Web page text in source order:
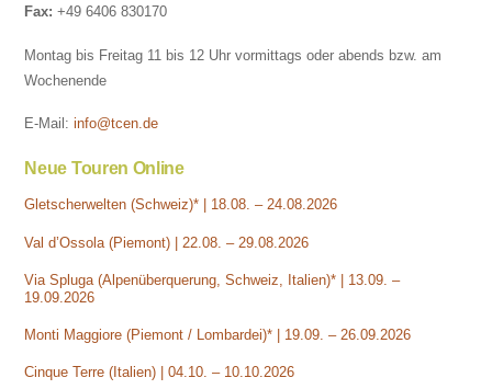
Fax: +49 6406 830170
Montag bis Freitag 11 bis 12 Uhr vormittags oder abends bzw. am
Wochenende
E-Mail:info@tcen.de
Neue Touren Online
Gletscherwelten (Schweiz)* | 18.08. – 24.08.2026
Val d’Ossola (Piemont) | 22.08. – 29.08.2026
Via Spluga (Alpenüberquerung, Schweiz, Italien)* | 13.09. –
19.09.2026
Monti Maggiore (Piemont / Lombardei)* | 19.09. – 26.09.2026
Cinque Terre (Italien) | 04.10. – 10.10.2026